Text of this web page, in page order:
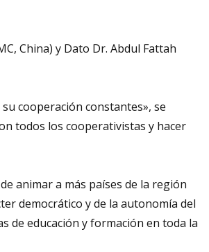
China) y Dato Dr. Abdul Fattah
cooperación constantes», se
todos los cooperativistas y hacer
animar a más países de la región
democrático y de la autonomía del
de educación y formación en toda la